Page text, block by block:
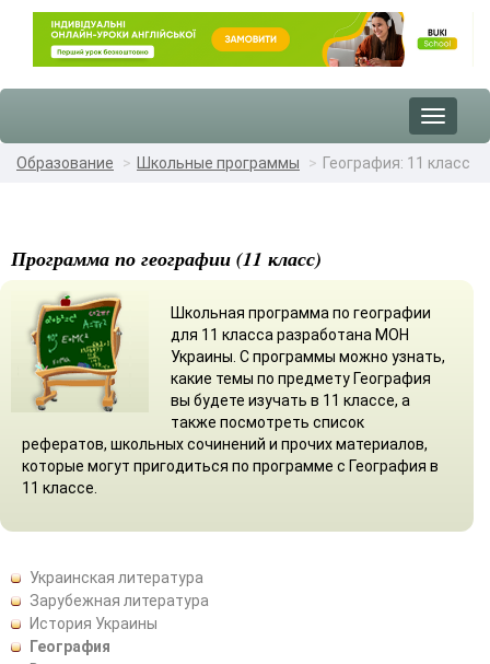
Toggle
Образование
Школьные программы География: 11 класс
Программа по географии (11 класс)
Школьная программа по географии
для 11 класса разработана МОН
Украины. С программы можно узнать,
какие темы по предмету География
вы будете изучать в 11 классе, а
также посмотреть список
рефератов, школьных сочинений и прочих материалов,
которые могут пригодиться по программе с География в
11 классе.
Украинская литература
Зарубежная литература
История Украины
География